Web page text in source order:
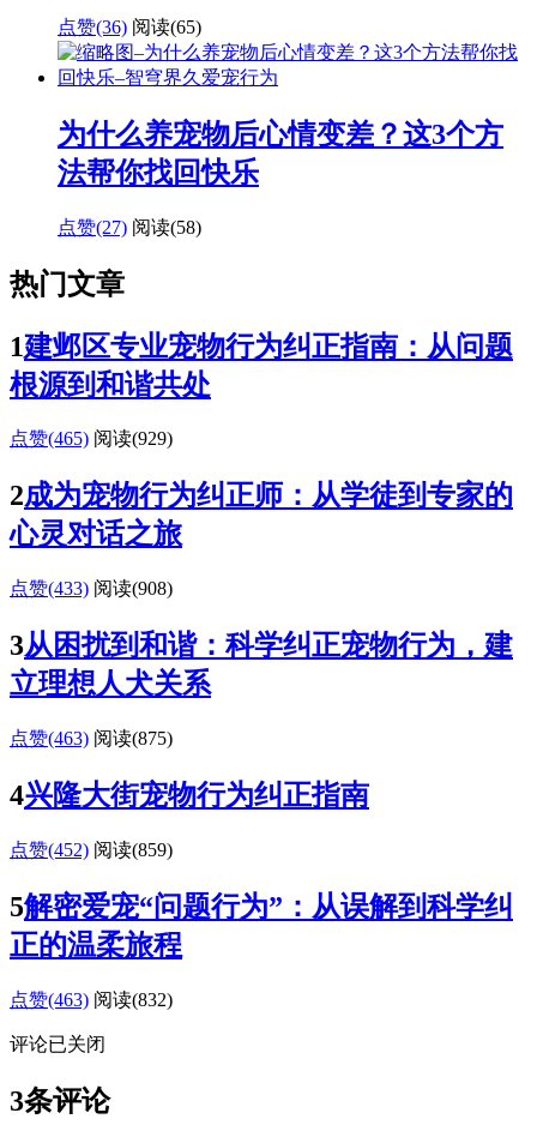
点赞(36) 阅读(65)
为什么养宠物后心情变差？这3个方
法帮你找回快乐
点赞(27) 阅读(58)
热门文章
1建邺区专业宠物行为纠正指南：从问题
根源到和谐共处
点赞(465) 阅读(929)
2成为宠物行为纠正师：从学徒到专家的
心灵对话之旅
点赞(433) 阅读(908)
3从困扰到和谐：科学纠正宠物行为，建
立理想人犬关系
点赞(463) 阅读(875)
4兴隆大街宠物行为纠正指南
点赞(452) 阅读(859)
5解密爱宠“问题行为”：从误解到科学纠
正的温柔旅程
点赞(463) 阅读(832)
评论已关闭
3条评论